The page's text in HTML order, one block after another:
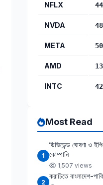
NFLX
NVDA
META
AMD
INTC
Most Read
1
ডিভিডেন্ড ঘোষণা ও
কোম্পানি
1,507 views
2
করাচিতে বাংলাদেশ-